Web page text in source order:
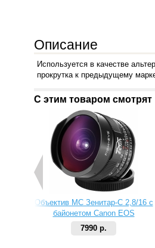
Описание
Используется в качестве
прокрутка к предыдущему
С этим товаром смотрят
Объектив МС Зенитар-C 2,8/16 с
байонетом Canon EOS
7990 р.